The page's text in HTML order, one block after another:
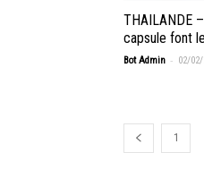
THAILANDE
capsule font
Bot Admin - 02/
1